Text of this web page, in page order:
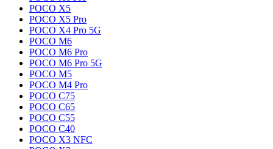
POCO X5
POCO X5 Pro
POCO X4 Pro 5G
POCO M6
POCO M6 Pro
POCO M6 Pro 5G
POCO M5
POCO M4 Pro
POCO C75
POCO C65
POCO C55
POCO C40
POCO X3 NFC